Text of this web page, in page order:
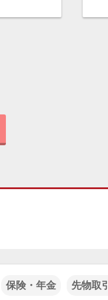
保険・年金 先物取引